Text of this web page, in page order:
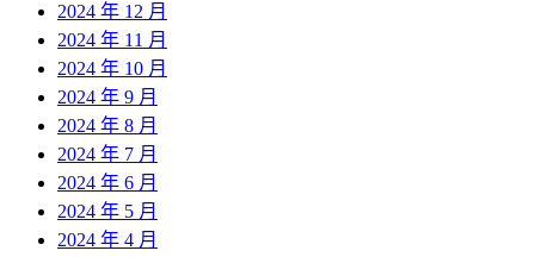
2024 年 12 月
2024 年 11 月
2024 年 10 月
2024 年 9 月
2024 年 8 月
2024 年 7 月
2024 年 6 月
2024 年 5 月
2024 年 4 月